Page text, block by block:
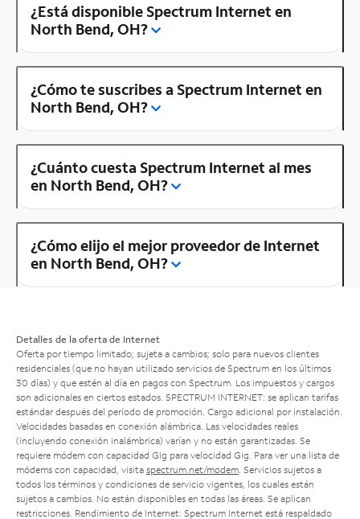
¿Está disponible Spectrum Internet en
North Bend, OH?
¿Cómo te suscribes a Spectrum Internet en
North Bend, OH?
¿Cuánto cuesta Spectrum Internet al mes
en North Bend, OH?
¿Cómo elijo el mejor proveedor de Internet
en North Bend, OH?
Detalles de la oferta de Internet
Oferta por tiempo limitado; sujeta a cambios; solo para nuevos clientes
residenciales (que no hayan utilizado servicios de Spectrum en los últimos
30 días) y que estén al día en pagos con Spectrum. Los impuestos y cargos
son adicionales en ciertos estados. SPECTRUM INTERNET: se aplican tarifas
estándar después del período de promoción. Cargo adicional por instalación.
Velocidades basadas en conexión alámbrica. Las velocidades reales
(incluyendo conexión inalámbrica) varían y no están garantizadas. Se
requiere módem con capacidad Gig para velocidad Gig. Para ver una lista de
módems con capacidad, visita spectrum.net/modem . Servicios sujetos a
todos los términos y condiciones de servicio vigentes, los cuales están
sujetos a cambios. No están disponibles en todas las áreas. Se aplican
restricciones. Rendimiento de Internet: Spectrum Internet está respaldado